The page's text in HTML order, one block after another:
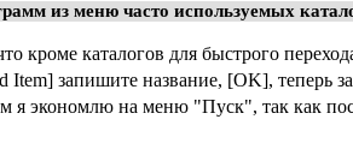
из меню часто используемых
кроме каталогов для быстрого
запишите название, [OK], теперь
я экономлю на меню "Пуск", так как